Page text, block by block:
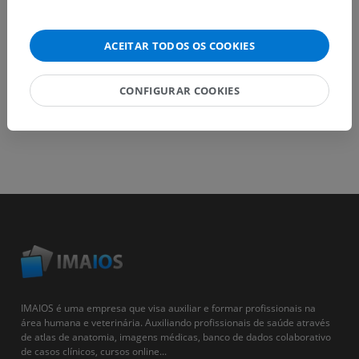
IMAIOS é uma empresa que visa auxiliar e formar profissionais na
área humana e veterinária. Auxiliando profissionais de saúde através
de atlas de anatomia, imagens médicas, banco de dados colaborativo
de casos clínicos, cursos online...
ACEITAR TODOS OS COOKIES
CONFIGURAR COOKIES